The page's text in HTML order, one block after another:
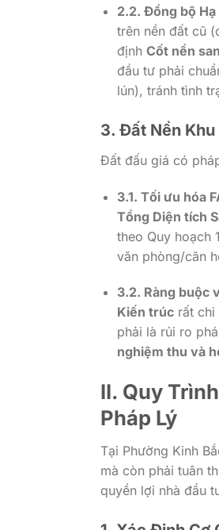
2.2. Đồng bộ
trên nền đất cũ
định Cốt nền
đầu tư phải
lún), tránh tình
3. Đất Nền
Đất đấu giá có
3.1. Tối ưu hóa
Tổng Diện tích
theo Quy hoạch
văn phòng/căn
3.2. Ràng buộc
Kiến trúcrất chi
phải là rủi ro
nghiệm thu và
II. Quy
Pháp Lý
Tại Phường Kinh
mà còn phải tuân
quyền lợi nhà đầu